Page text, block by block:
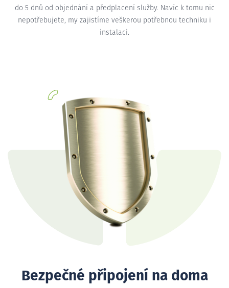
do 5 dnů od objednání a předplacení služby. Navíc k tomu nic
nepotřebujete, my zajistíme veškerou potřebnou techniku i
instalaci.
Bezpečné připojení na doma